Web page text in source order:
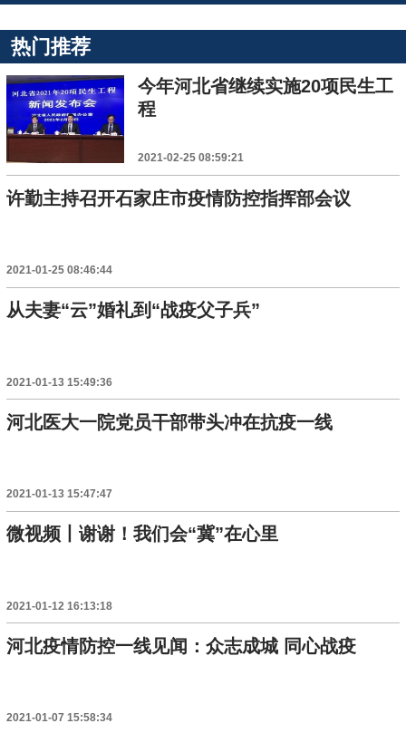
热门推荐
今年河北省继续实施20项民生工
程
2021-02-25 08:59:21
许勤主持召开石家庄市疫情防控指挥部会议
2021-01-25 08:46:44
从夫妻“云”婚礼到“战疫父子兵”
2021-01-13 15:49:36
河北医大一院党员干部带头冲在抗疫一线
2021-01-13 15:47:47
微视频丨谢谢！我们会“冀”在心里
2021-01-12 16:13:18
河北疫情防控一线见闻：众志成城 同心战疫
2021-01-07 15:58:34